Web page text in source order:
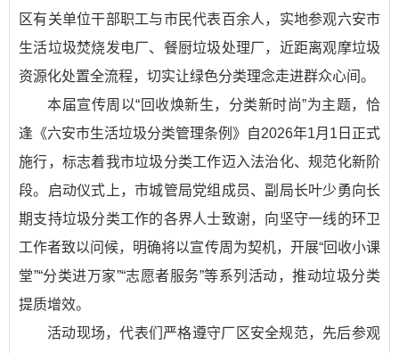
区有关单位干部职工与市民代表百余人，实地参观六安市
生活垃圾焚烧发电厂、餐厨垃圾处理厂，近距离观摩垃圾
资源化处置全流程，切实让绿色分类理念走进群众心间。
本届宣传周以“回收焕新生，分类新时尚”为主题，恰
逢《六安市生活垃圾分类管理条例》自2026年1月1日正式
施行，标志着我市垃圾分类工作迈入法治化、规范化新阶
段。启动仪式上，市城管局党组成员、副局长叶少勇向长
期支持垃圾分类工作的各界人士致谢，向坚守一线的环卫
工作者致以问候，明确将以宣传周为契机，开展“回收小课
堂”“分类进万家”“志愿者服务”等系列活动，推动垃圾分类
提质增效。
活动现场，代表们严格遵守厂区安全规范，先后参观